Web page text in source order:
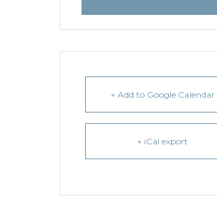
+ Add to Google Calendar
+ iCal export